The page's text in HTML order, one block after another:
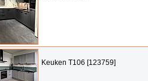
Keuken T106 [123759]